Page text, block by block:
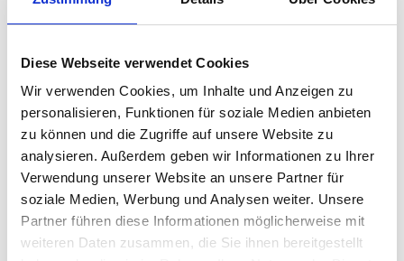
Diese Webseite verwendet Cookies
Wir verwenden Cookies, um Inhalte und Anzeigen zu
personalisieren, Funktionen für soziale Medien anbieten
zu können und die Zugriffe auf unsere Website zu
analysieren. Außerdem geben wir Informationen zu Ihrer
Verwendung unserer Website an unsere Partner für
soziale Medien, Werbung und Analysen weiter. Unsere
Partner führen diese Informationen möglicherweise mit
weiteren Daten zusammen, die Sie ihnen bereitgestellt
Eintrittsphase in Deutschland erleichtern und ihnen
darüber hinaus grundsätzliche Kenntnisse über wichtige
Gepflogenheiten ihres neuen Lebensumfeldes vermitteln.
LERNINHALTE:
Alltag in Deutschland
Arbeit
Einkaufen
Gesundheit / Medizinische Versorgung
Orientierung vor Ort / Verkehr / Mobilität